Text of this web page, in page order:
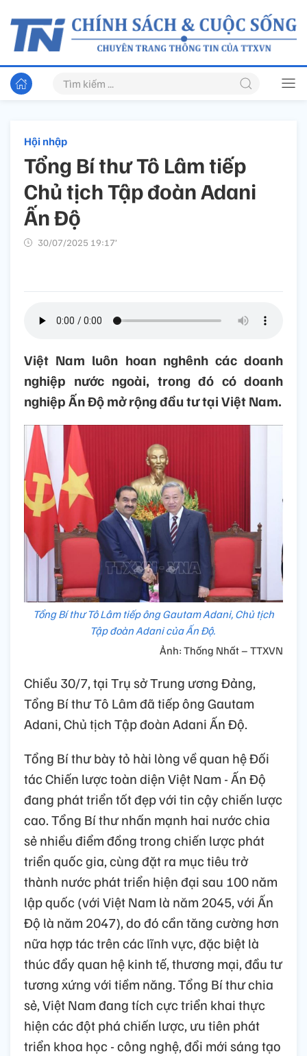
Hội nhập
Tổng Bí thư Tô Lâm tiếp
Chủ tịch Tập đoàn Adani
Ấn Độ
30/07/2025 19:17’
Việt Nam luôn hoan nghênh các doanh
nghiệp nước ngoài, trong đó có doanh
nghiệp Ấn Độ mở rộng đầu tư tại Việt Nam.
Tổng Bí thư Tô Lâm tiếp ông Gautam Adani, Chủ tịch
Tập đoàn Adani của Ấn Độ.
Ảnh: Thống Nhất – TTXVN
Chiều 30/7, tại Trụ sở Trung ương Đảng,
Tổng Bí thư Tô Lâm đã tiếp ông Gautam
Adani, Chủ tịch Tập đoàn Adani Ấn Độ.
Tổng Bí thư bày tỏ hài lòng về quan hệ Đối
tác Chiến lược toàn diện Việt Nam - Ấn Độ
đang phát triển tốt đẹp với tin cậy chiến lược
cao. Tổng Bí thư nhấn mạnh hai nước chia
sẻ nhiều điểm đồng trong chiến lược phát
triển quốc gia, cùng đặt ra mục tiêu trở
thành nước phát triển hiện đại sau 100 năm
lập quốc (với Việt Nam là năm 2045, với Ấn
Độ là năm 2047), do đó cần tăng cường hơn
nữa hợp tác trên các lĩnh vực, đặc biệt là
thúc đẩy quan hệ kinh tế, thương mại, đầu tư
tương xứng với tiềm năng. Tổng Bí thư chia
sẻ, Việt Nam đang tích cực triển khai thực
hiện các đột phá chiến lược, ưu tiên phát
triển khoa học - công nghệ, đổi mới sáng tạo